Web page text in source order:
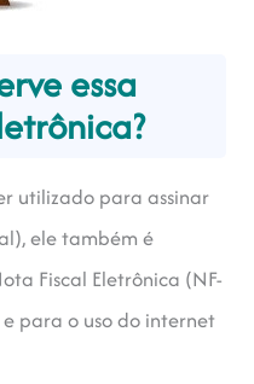
essa
utilizado para assinar
ele também é
Fiscal Eletrônica (NF-
para o uso do internet